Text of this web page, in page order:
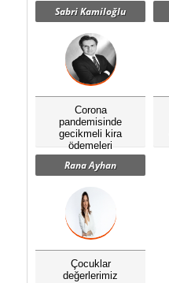
Sabri Kamiloğlu
Corona
pandemisinde
gecikmeli kira
ödemeleri
Rana Ayhan
Çocuklar
değerlerimiz